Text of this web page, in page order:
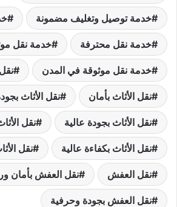
خدمة توصيل وتغليف مضمونة
خدمة نقل محترفة خدمة نقل
خدمة نقل موثوقة في المدن
نقل الأثاث بأمان نقل الأثاث
نقل الأثاث بجودة عالية نقل
نقل الأثاث بكفاءة عالية نقل
نقل العفش نقل العفش بأمان
نقل العفش بجودة وحرفية